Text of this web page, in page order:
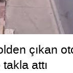
çıkan
attı